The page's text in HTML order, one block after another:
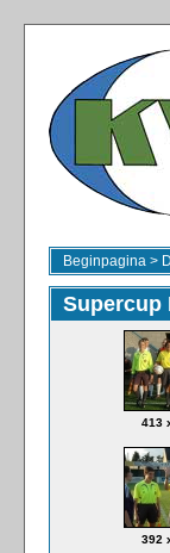
Beginpagina >
Supercup
413
392